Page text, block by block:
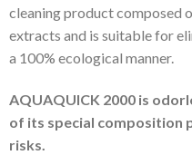
cleaning product composed
extracts and is suitable for
a 100% ecological manner.
AQUAQUICK 2000 is
of its special composition
risks.